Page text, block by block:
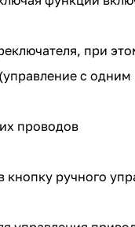
при
с
проводов
ручного